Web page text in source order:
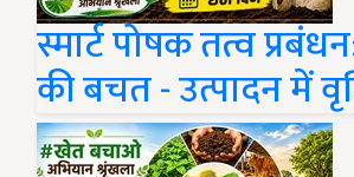
स्मार्ट पोषक तत्व
की बचत - उत्पादन में